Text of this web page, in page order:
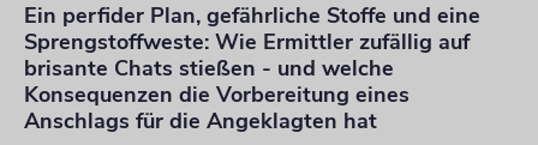
Ein perfider Plan, gefährliche Stoffe und eine
Sprengstoffweste: Wie Ermittler zufällig auf
brisante Chats stießen - und welche
Konsequenzen die Vorbereitung eines
Anschlags für die Angeklagten hat